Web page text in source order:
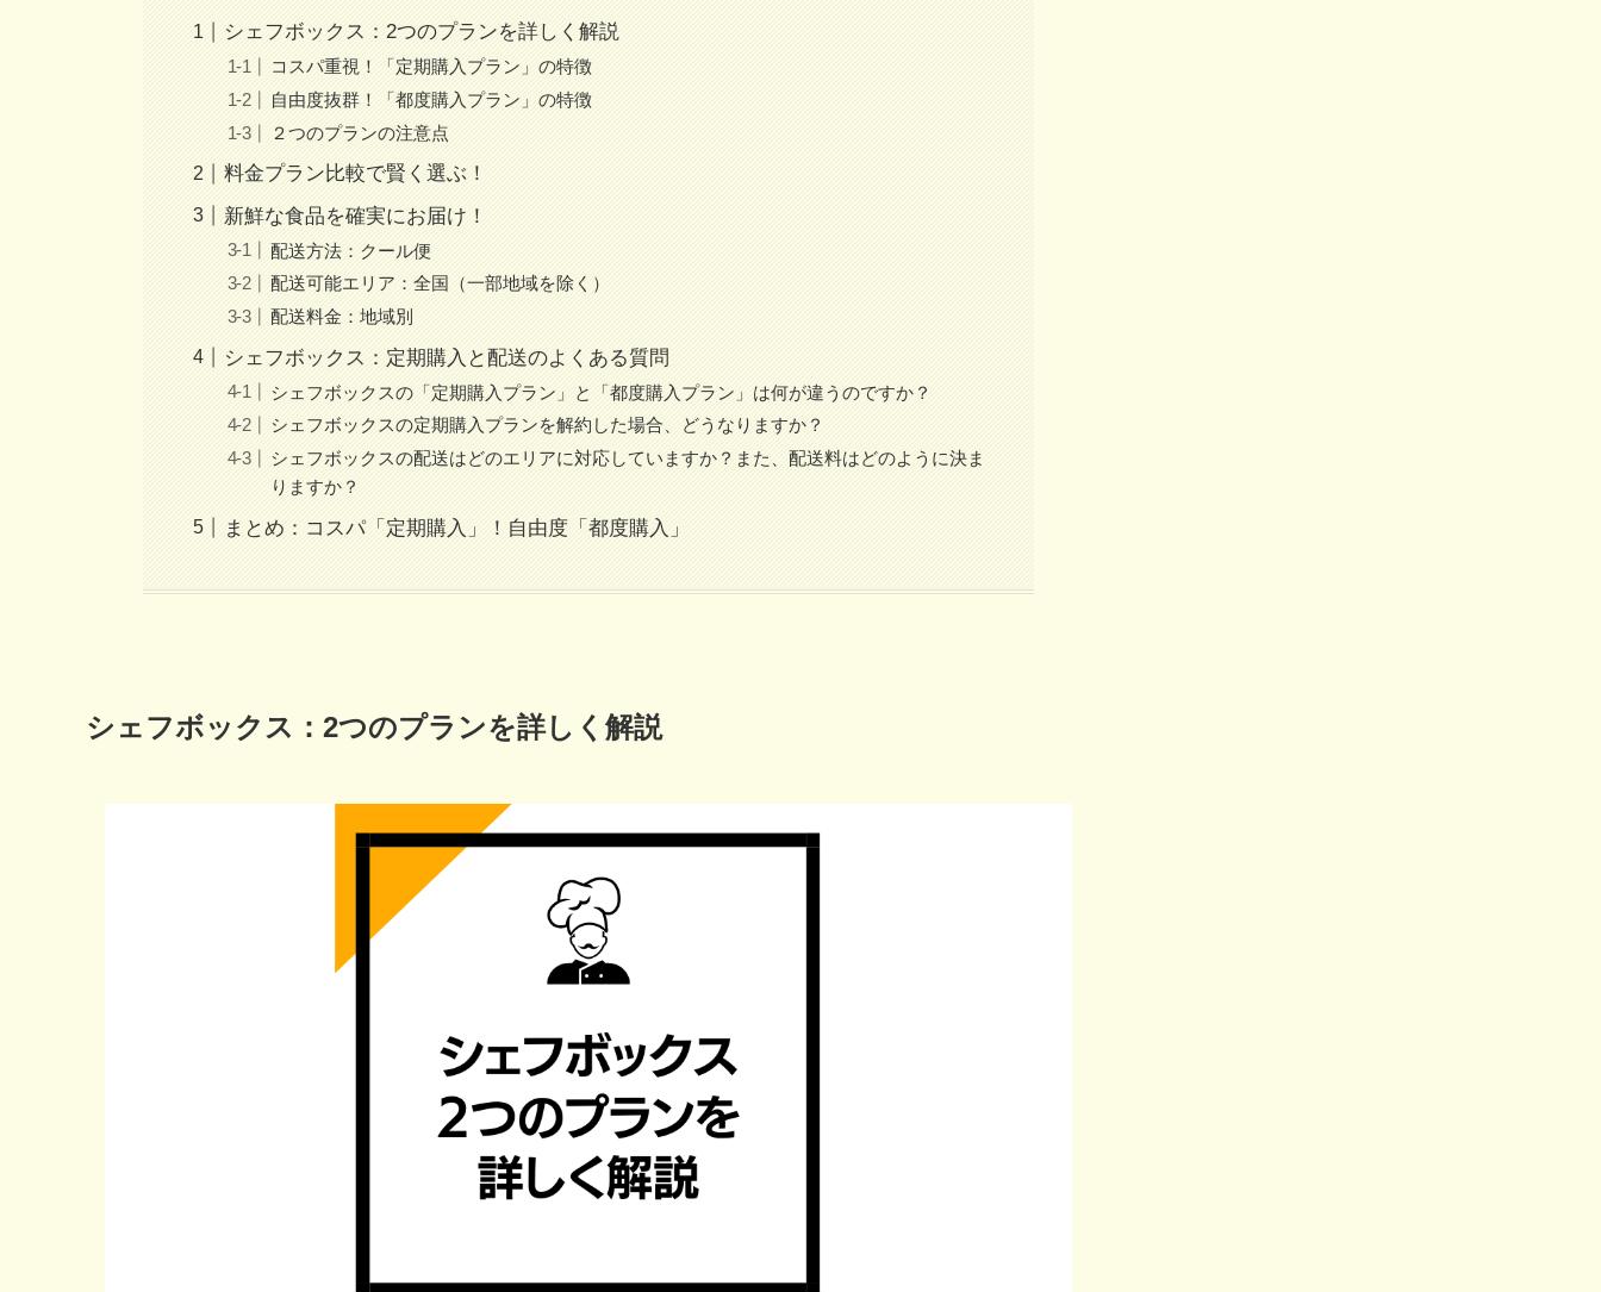
シェフボックス：2つのプランを詳しく解説
コスパ重視！「定期購入プラン」の特徴
自由度抜群！「都度購入プラン」の特徴
２つのプランの注意点
料金プラン比較で賢く選ぶ！
新鮮な食品を確実にお届け！
配送方法：クール便
配送可能エリア：全国（一部地域を除く）
配送料金：地域別
シェフボックス：定期購入と配送のよくある質問
シェフボックスの「定期購入プラン」と「都度購入プラン」は何が違うのですか？
シェフボックスの定期購入プランを解約した場合、どうなりますか？
シェフボックスの配送はどのエリアに対応していますか？また、配送料はどのように決ま
りますか？
まとめ：コスパ「定期購入」！自由度「都度購入」
シェフボックス：2つのプランを詳しく解説